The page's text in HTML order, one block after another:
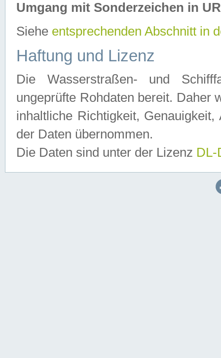
Umgang mit Sonderzeichen in
Siehe entsprechenden Abschnitt in
Haftung und Lizenz
Die Wasserstraßen- und
ungeprüfte Rohdaten bereit. Daher
inhaltliche Richtigkeit,
der Daten übernommen.
Die Daten sind unter der Lizenz